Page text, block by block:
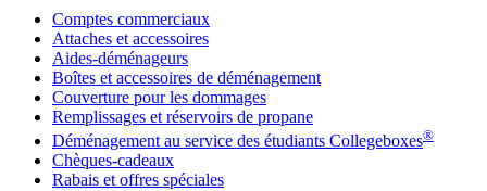
Comptes commerciaux
Attaches et accessoires
Aides-déménageurs
Boîtes et accessoires de déménagement
Couverture pour les dommages
Remplissages et réservoirs de propane
Déménagement au service des étudiants Collegeboxes®
Chèques-cadeaux
Rabais et offres spéciales